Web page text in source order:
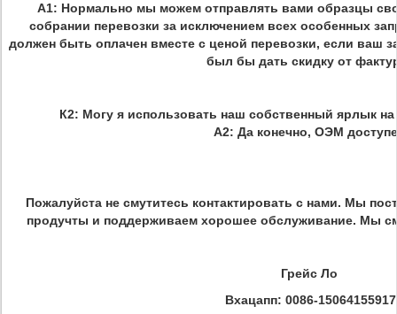
А1: Нормально мы можем отправлять вами образцы
собрании перевозки за исключением всех особенных
должен быть оплачен вместе с ценой перевозки, если ваш
был бы дать скидку от
К2: Могу я использовать наш собственный ярлык
А2: Да конечно, ОЭМ
Пожалуйста не смутитесь контактировать с нами. Мы
продучты и поддерживаем хорошее обслуживание. Мы
Грейс Ло
Вхацапп: 0086-15064155917